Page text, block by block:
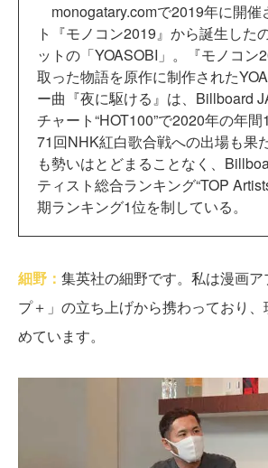
monogatary.comで2019年に開催
ト『モノコン2019』から誕生した
ットの「YOASOBI」。『モノコン
取った物語を原作に制作された
ー曲『夜に駆ける』は、Billboard
チャート“HOT100”で2020年の年
71回NHK紅白歌合戦への出場も果
も勢いはとどまることなく、
ティスト総合ランキング“TOP
期ランキング1位を制している。
細野： 集英社の細野です。私は漫画
プ＋」の立ち上げから携わっており
めています。